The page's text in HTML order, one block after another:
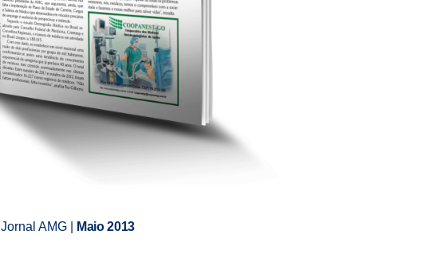
Jornal AMG | Maio 2013